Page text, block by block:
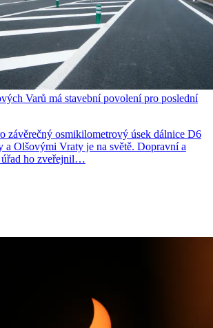
Varů má stavební povolení pro poslední
závěrečný osmikilometrový úsek dálnice D6
a Olšovými Vraty je na světě. Dopravní a
úřad ho zveřejnil…